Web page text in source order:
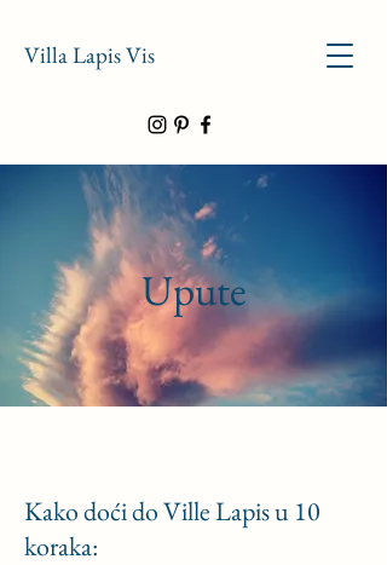
Villa Lapis Vis
Upute
Kako doći do Ville Lapis u 10
koraka: